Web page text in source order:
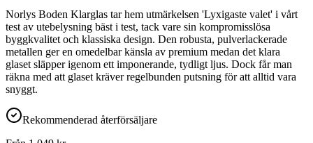
Norlys Boden Klarglas tar hem utmärkelsen 'Lyxigaste valet' i vårt
test av utebelysning bäst i test, tack vare sin kompromisslösa
byggkvalitet och klassiska design. Den robusta, pulverlackerade
metallen ger en omedelbar känsla av premium medan det klara
glaset släpper igenom ett imponerande, tydligt ljus. Dock får man
räkna med att glaset kräver regelbunden putsning för att alltid vara
snyggt.
Rekommenderad återförsäljare